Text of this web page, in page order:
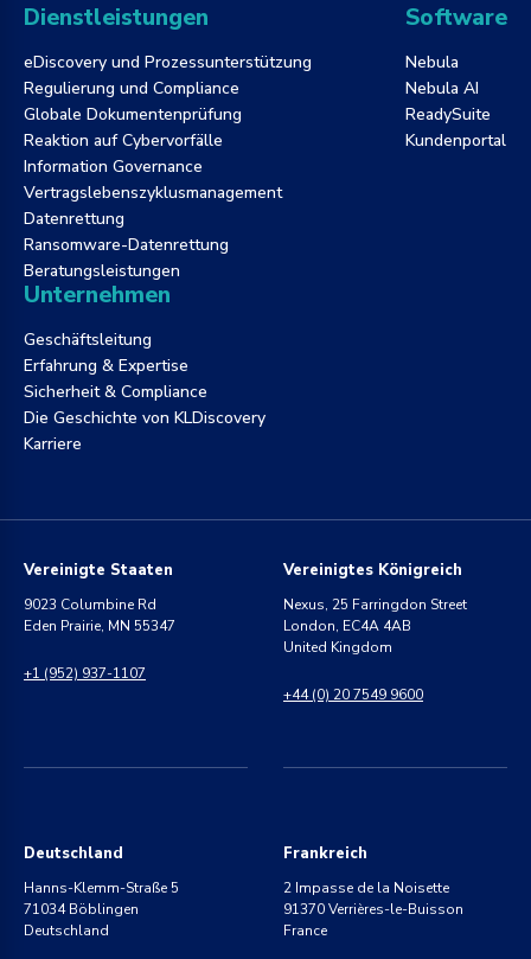
Dienstleistungen
eDiscovery und Prozessunterstützung
Regulierung und Compliance
Globale Dokumentenprüfung
Reaktion auf Cybervorfälle
Information Governance
Vertragslebenszyklusmanagement
Datenrettung
Ransomware-Datenrettung
Beratungsleistungen
Software
Nebula
Nebula AI
ReadySuite
Kundenportal
Unternehmen
Geschäftsleitung
Erfahrung & Expertise
Sicherheit & Compliance
Die Geschichte von KLDiscovery
Karriere
Vereinigte Staaten
9023 Columbine Rd
Eden Prairie, MN 55347
+1 (952) 937-1107
Vereinigtes Königreich
Nexus, 25 Farringdon Street
London, EC4A 4AB
United Kingdom
+44 (0) 20 7549 9600
Deutschland
Hanns-Klemm-Straße 5
71034 Böblingen
Deutschland
Frankreich
2 Impasse de la Noisette
91370 Verrières-le-Buisson
France